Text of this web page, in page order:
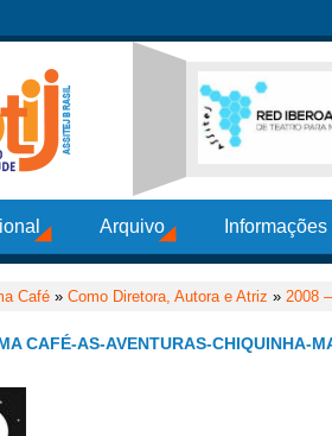
Arquivo
Café » Como Diretora, Autora e Atriz » 2008
CAFÉ-AS-AVENTURAS-CHIQUINHA-